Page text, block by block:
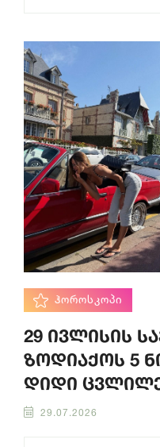
ᲰᲝᲠᲝᲡᲙᲝᲞᲘ
29 ივლისის
ზოდიაქოს 5
დიდი
29.07.2026